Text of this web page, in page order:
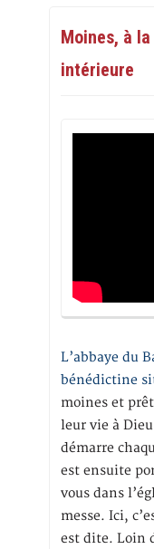
Moines, à
intérieure
L’abbaye du
bénédictine
moines et
leur vie à
démarre
est ensuite
vous dans
messe. Ici,
est dite. Loin